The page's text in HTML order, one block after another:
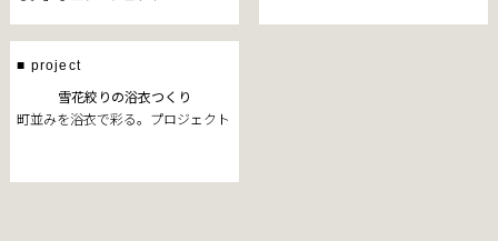
■ project
雪花絞りの浴衣つくり
町並みを浴衣で彩る。プロジェクト